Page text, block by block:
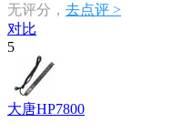
无评分， 去点评 >
对比
5
大唐HP7800